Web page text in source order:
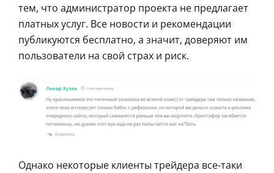
тем, что администратор проекта не предлагает
платных услуг. Все новости и рекомендации
публикуются бесплатно, а значит, доверяют им
пользователи на свой страх и риск.
Однако некоторые клиенты трейдера все-таки